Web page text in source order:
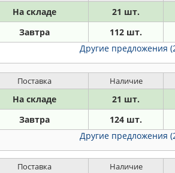
На складе 21 шт.
Завтра 112 шт.
Другие предложения
Поставка Наличие
На складе 21 шт.
Завтра 124 шт.
Другие предложения
Поставка Наличие